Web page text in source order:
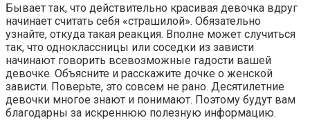
Бывает так, что действительно красивая девочка вдруг
начинает считать себя «страшилой». Обязательно
узнайте, откуда такая реакция. Вполне может случиться
так, что одноклассницы или соседки из зависти
начинают говорить всевозможные гадости вашей
девочке. Объясните и расскажите дочке о женской
зависти. Поверьте, это совсем не рано. Десятилетние
девочки многое знают и понимают. Поэтому будут вам
благодарны за искреннюю полезную информацию.